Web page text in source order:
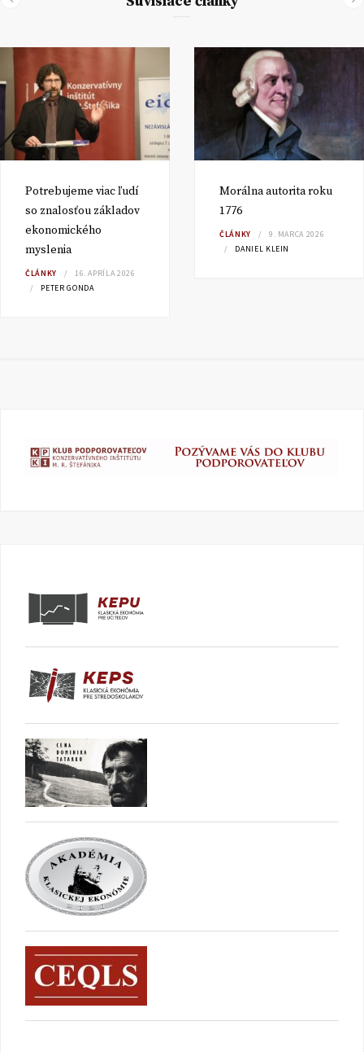
Potrebujeme viac ľudí
so znalosťou základov
ekonomického
myslenia
ČLÁNKY
16. APRÍLA 2026
PETER GONDA
Morálna autorita roku
1776
ČLÁNKY
9. MARCA 2026
DANIEL KLEIN